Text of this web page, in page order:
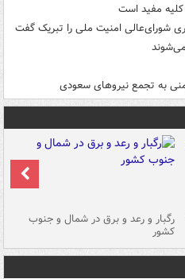
کلیه مفید است
شورای‌عالی امنیت ملی را تبریک گفت
می‌شوند
به تجمع نیروهای سعودی
رگبار و رعد و برق در شمال و جنوب
کشور